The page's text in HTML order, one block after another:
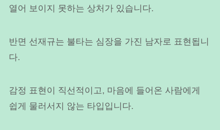
열어 보이지 못하는 상처가 있습니다.
반면 선재규는 불타는 심장을 가진 남자로 표현됩니
다.
감정 표현이 직선적이고, 마음에 들어온 사람에게
쉽게 물러서지 않는 타입입니다.